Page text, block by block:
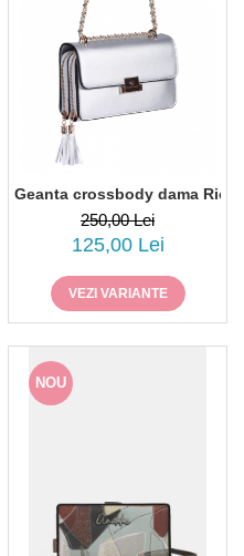
Botticelli 4F-25231 piele
Geanta crossbody dama
250,00 Lei
125,00 Lei
VEZI VARIANTE
NOU